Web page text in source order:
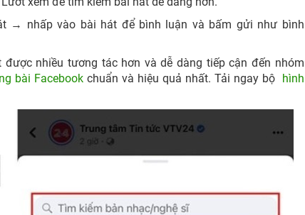
→ nhấp vào bài hát để bình luận và bấm gửi như bình
nhiều tương tác hơn và dễ dàng tiếp cận đến nhóm
bài Facebookchuẩn và hiệu quả nhất. Tải ngay bộ hình